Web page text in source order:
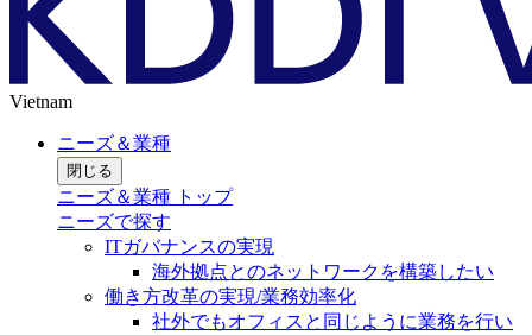
Vietnam
ニーズ＆業種
閉じる
ニーズ＆業種 トップ
ニーズで探す
ITガバナンスの実現
海外拠点とのネットワークを構築したい
働き方改革の実現/業務効率化
社外でもオフィスと同じように業務を行い